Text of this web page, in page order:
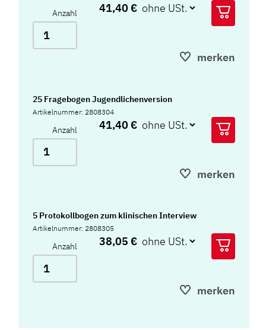
Anzahl 41,40 €
merken
25 Fragebogen Jugendlichenversion
Artikelnummer: 2808304
Anzahl 41,40 €
merken
5 Protokollbogen zum klinischen Interview
Artikelnummer: 2808305
Anzahl 38,05 €
merken